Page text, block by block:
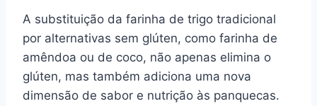
A substituição da farinha de trigo tradicional
por alternativas sem glúten, como farinha de
amêndoa ou de coco, não apenas elimina o
glúten, mas também adiciona uma nova
dimensão de sabor e nutrição às panquecas.